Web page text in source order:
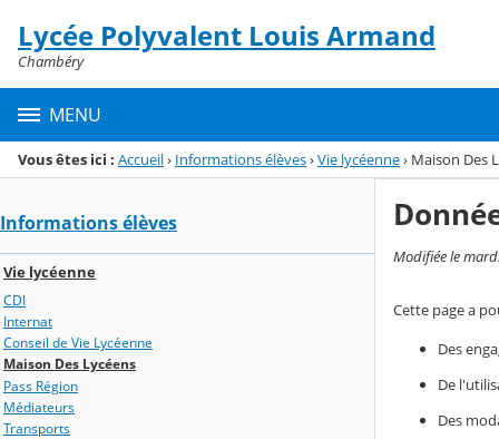
Menu de la rubrique
Contenu
Lycée Polyvalent Louis Armand
Chambéry
MENU
Vous êtes ici : Accueil› Informations élèves›Vie lycéenne› Maison Des
Informations élèves
Vie lycéenne
CDI
Internat
Conseil de Vie Lycéenne
Maison Des Lycéens
Pass Région
Médiateurs
Transports
Modifiée le
Cette page a
Des
De
Des